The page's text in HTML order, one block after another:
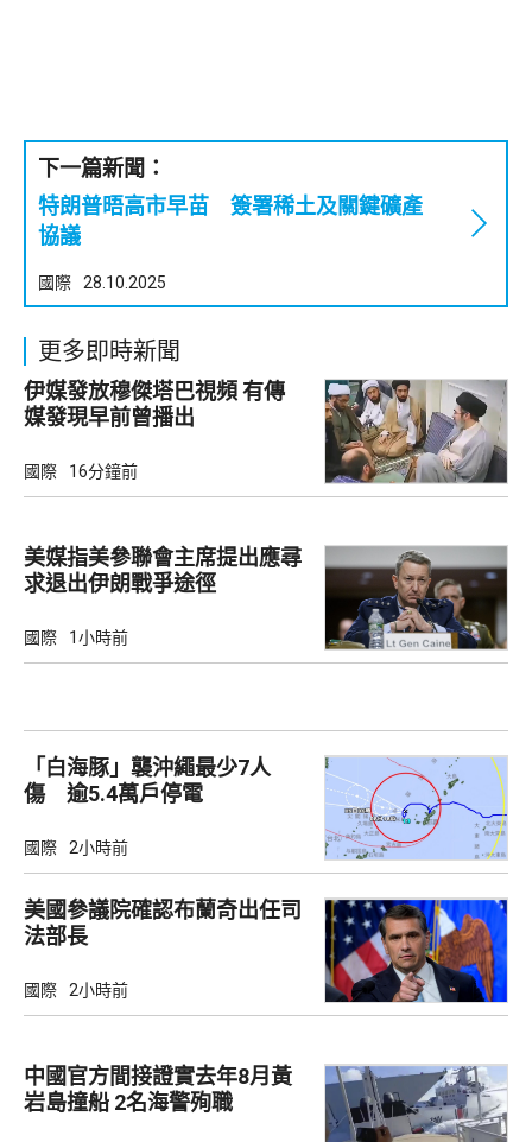
下一篇新聞：
特朗普晤高市早苗 簽署稀土及關鍵礦產
協議
國際 28.10.2025
更多即時新聞
伊媒發放穆傑塔巴視頻 有傳
媒發現早前曾播出
國際 16分鐘前
美媒指美參聯會主席提出應尋
求退出伊朗戰爭途徑
國際 1小時前
「白海豚」襲沖繩最少7人
傷 逾5.4萬戶停電
國際 2小時前
美國參議院確認布蘭奇出任司
法部長
國際 2小時前
中國官方間接證實去年8月黃
岩島撞船 2名海警殉職